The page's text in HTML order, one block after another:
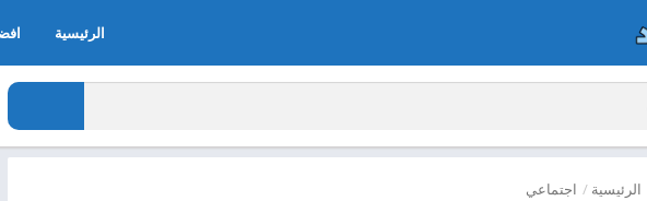
الرئيسية
الرئيسية / اجتماعي